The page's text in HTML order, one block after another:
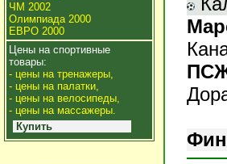
ЧМ 2002
Олимпиада 2000
ЕВРО 2000
Цены на спортивные
товары:
- цены на тренажеры,
- цены на палатки,
- цены на велосипеды,
- цены на массажеры.
Купить